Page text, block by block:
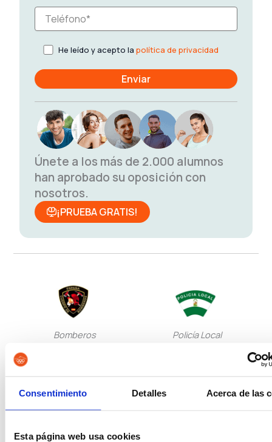
Consentimiento Detalles Acerca de las
Esta página web usa cookies
He leído y acepto la política de privacidad
Únete a los más de 2.000 alumnos
han aprobado su oposición con
nosotros.
¡PRUEBA GRATIS!
Bomberos Policía Local
Policía Nacional Escala